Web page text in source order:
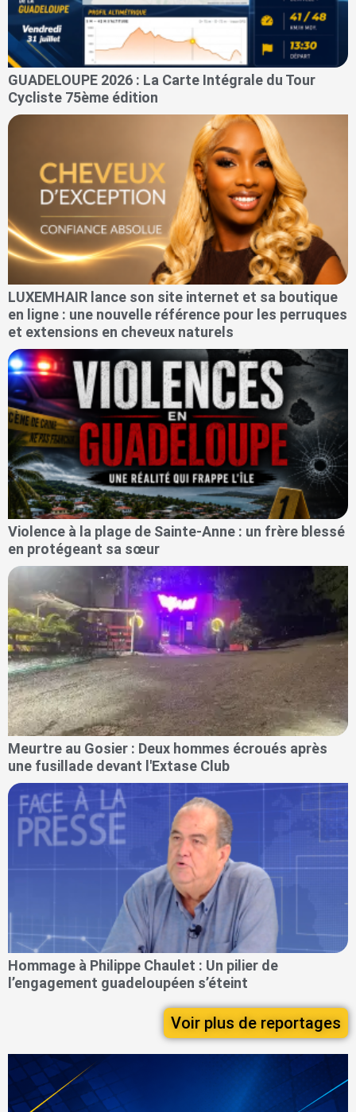
GUADELOUPE 2026 : La Carte Intégrale du Tour
Cycliste 75ème édition
LUXEMHAIR lance son site internet et sa boutique
en ligne : une nouvelle référence pour les perruques
et extensions en cheveux naturels
Violence à la plage de Sainte-Anne : un frère blessé
en protégeant sa sœur
Meurtre au Gosier : Deux hommes écroués après
une fusillade devant l'Extase Club
Hommage à Philippe Chaulet : Un pilier de
l’engagement guadeloupéen s’éteint
Voir plus de reportages